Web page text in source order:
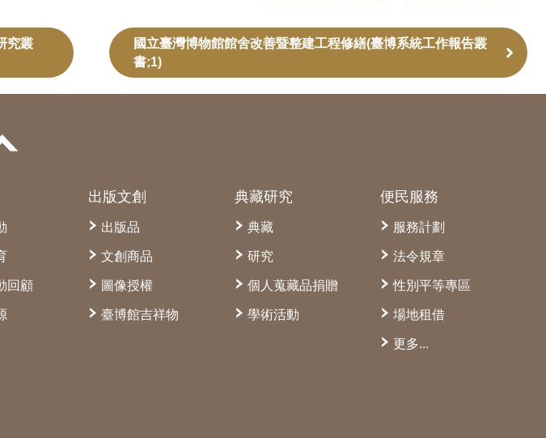
究叢
國立臺灣博物館館舍改善暨整建工程修繕(臺博系統工作報告叢
書;1)
回顧
出版文創
出版品
文創商品
圖像授權
臺博館吉祥物
典藏研究
典藏
研究
個人蒐藏品捐贈
學術活動
便民服務
服務計劃
法令規章
性別平等專區
場地租借
更多...